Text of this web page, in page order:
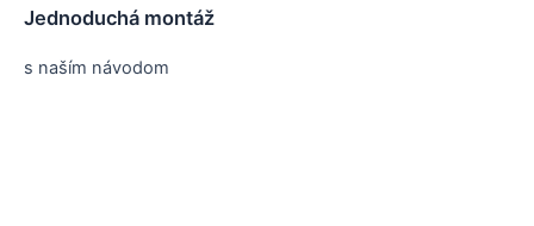
Jednoduchá montáž
s naším návodom